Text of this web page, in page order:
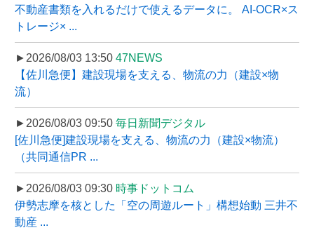
不動産書類を入れるだけで使えるデータに。 AI-OCR×ス
トレージ× ...
►2026/08/03 13:50 47NEWS
【佐川急便】建設現場を支える、物流の力（建設×物
流）
►2026/08/03 09:50 毎日新聞デジタル
[佐川急便]建設現場を支える、物流の力（建設×物流）
（共同通信PR ...
►2026/08/03 09:30 時事ドットコム
伊勢志摩を核とした「空の周遊ルート」構想始動 三井不
動産 ...